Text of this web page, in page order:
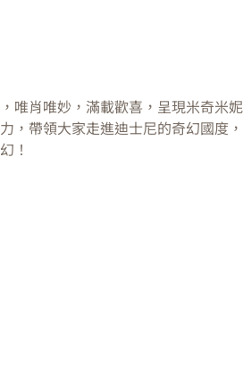
唯肖唯妙，滿載歡喜，呈現米奇米妮
，帶領大家走進迪士尼的奇幻國度，
！